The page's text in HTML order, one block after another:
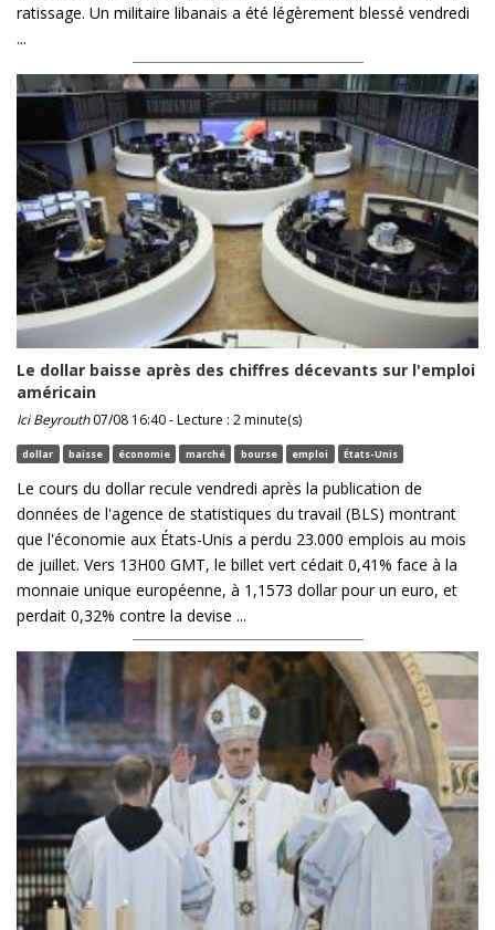
ratissage. Un militaire libanais a été légèrement blessé vendredi
...
Le dollar baisse après des chiffres décevants sur l'emploi
américain
Ici Beyrouth07/08 16:40 - Lecture : 2 minute(s)
dollar baisse économie marché bourse emploi États-Unis
Le cours du dollar recule vendredi après la publication de
données de l'agence de statistiques du travail (BLS) montrant
que l'économie aux États-Unis a perdu 23.000 emplois au mois
de juillet. Vers 13H00 GMT, le billet vert cédait 0,41% face à la
monnaie unique européenne, à 1,1573 dollar pour un euro, et
perdait 0,32% contre la devise ...